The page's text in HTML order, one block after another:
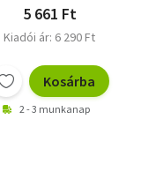
5 661 Ft
Kiadói ár: 6 290 Ft
Kosárba
2 - 3 munkanap